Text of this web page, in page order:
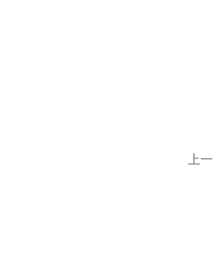
上